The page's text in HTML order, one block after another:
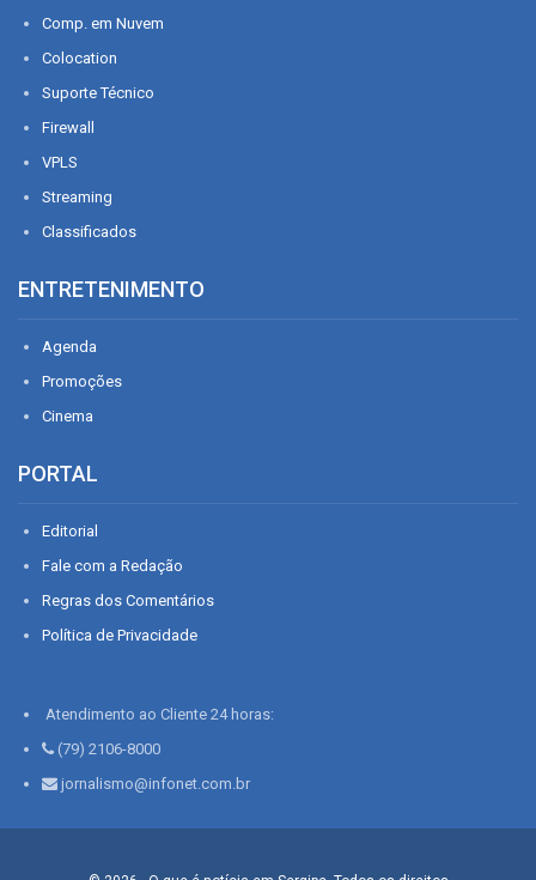
Comp. em Nuvem
Colocation
Suporte Técnico
Firewall
VPLS
Streaming
Classificados
ENTRETENIMENTO
Agenda
Promoções
Cinema
PORTAL
Editorial
Fale com a Redação
Regras dos Comentários
Política de Privacidade
Atendimento ao Cliente 24 horas:
(79) 2106-8000
jornalismo@infonet.com.br